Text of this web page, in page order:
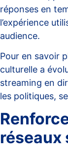
réponses en
l’expérience
audience.
Pour en savoir
culturelle a
streaming en
les politiques,
réseaux